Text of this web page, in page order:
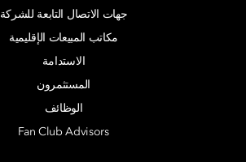
جهات الاتصال التابعة للشركة
مكاتب المبيعات الإقليمية
الاستدامة
المستثمرون
الوظائف
Fan Club Advisors